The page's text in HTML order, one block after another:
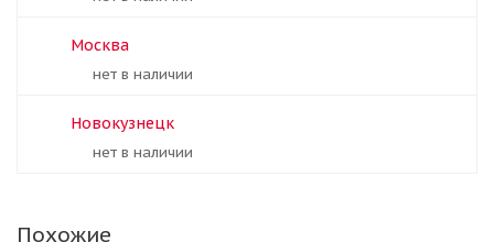
Москва
Нет в наличии
Новокузнецк
Нет в наличии
Похожие